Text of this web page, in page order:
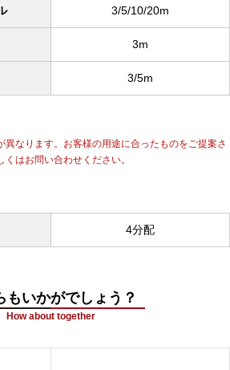
3/5/10/20m
3m
3/5m
異なります。お客様の用途に合ったものをご提案さ
はお問い合わせください。
4分配
もいかがでしょう？
How about together